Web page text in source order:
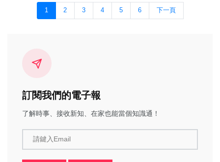
1 2 3 4 5 6 下一頁
訂閱我們的電子報
了解時事、接收新知、在家也能當個知識通！
請鍵入Email